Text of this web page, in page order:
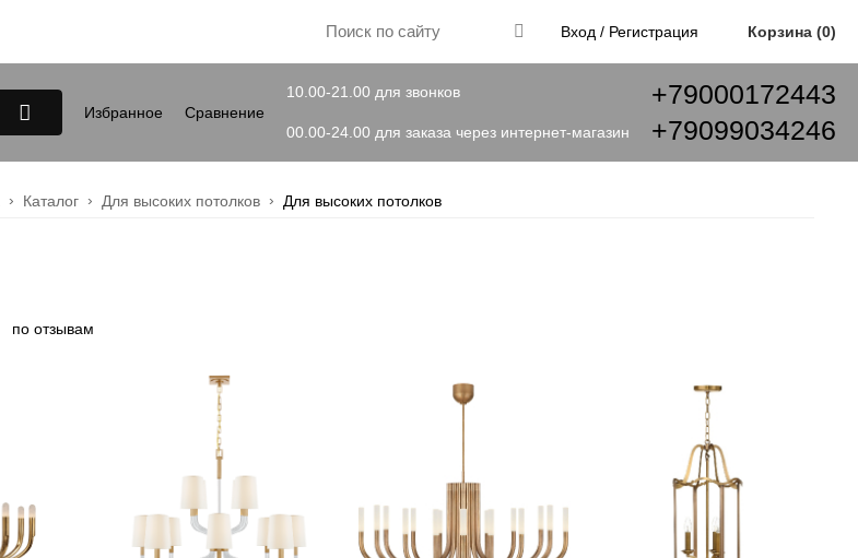
Вход / Регистрация Корзина 0
Избранное Сравнение
10.00-21.00 для звонков
00.00-24.00 для заказа через интернет-магазин
+79000172443
+79099034246
Каталог Для высоких потолков Для высоких потолков
по отзывам